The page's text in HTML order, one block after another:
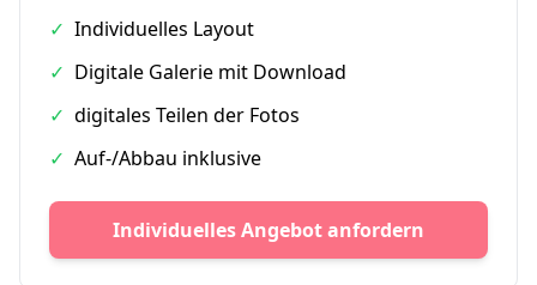
✓ Individuelles Layout
✓ Digitale Galerie mit Download
✓ digitales Teilen der Fotos
✓ Auf-/Abbau inklusive
Individuelles Angebot anfordern